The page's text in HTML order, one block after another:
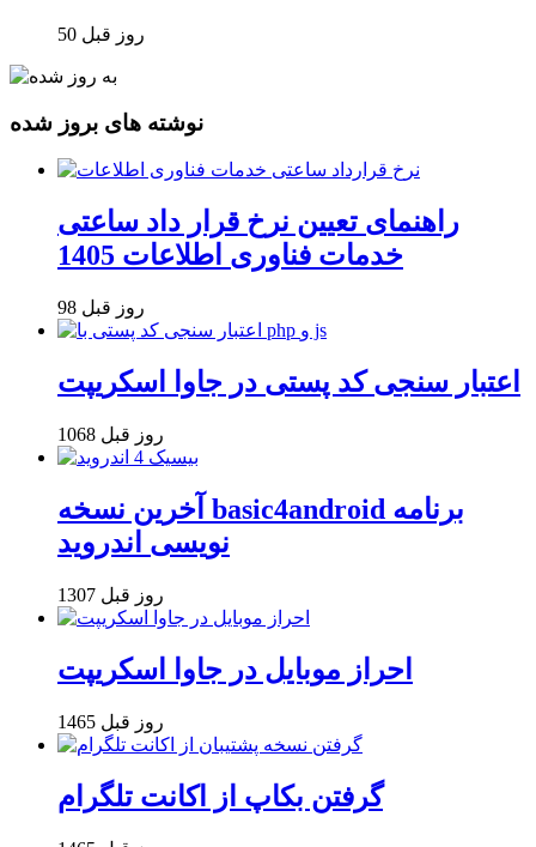
50 روز قبل
نوشته های بروز شده
راهنمای تعیین نرخ قرار داد ساعتی
خدمات فناوری اطلاعات 1405
98 روز قبل
اعتبار سنجی کد پستی در جاوا اسکریپت
1068 روز قبل
آخرین نسخه basic4android برنامه
نویسی اندروید
1307 روز قبل
احراز موبایل در جاوا اسکریپت
1465 روز قبل
گرفتن بکاپ از اکانت تلگرام